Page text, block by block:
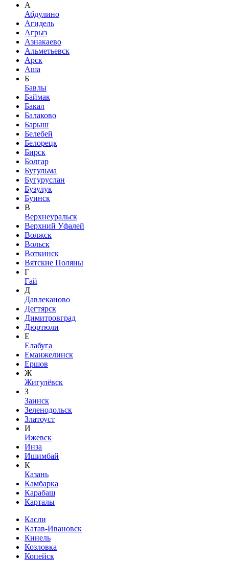
А
Абдулино
Агидель
Агрыз
Азнакаево
Альметьевск
Арск
Аша
Б
Бавлы
Баймак
Бакал
Балаково
Барыш
Белебей
Белорецк
Бирск
Болгар
Бугульма
Бугуруслан
Бузулук
Буинск
В
Верхнеуральск
Верхний Уфалей
Волжск
Вольск
Воткинск
Вятские Поляны
Г
Гай
Д
Давлеканово
Дегтярск
Димитровград
Дюртюли
Е
Елабуга
Еманжелинск
Ершов
Ж
Жигулёвск
З
Заинск
Зеленодольск
Златоуст
И
Ижевск
Инза
Ишимбай
К
Казань
Камбарка
Карабаш
Карталы
Касли
Катав-Ивановск
Кинель
Козловка
Копейск